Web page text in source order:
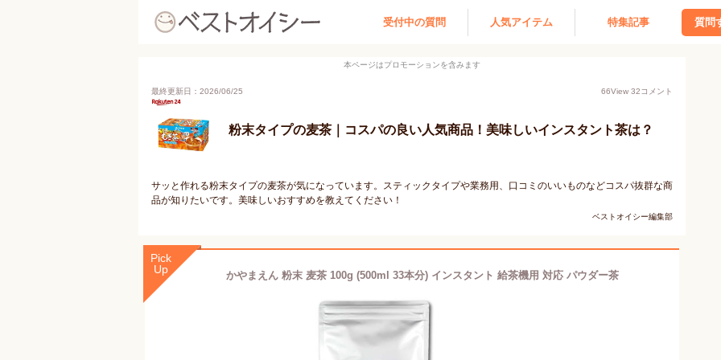
受付中の質問 人気アイテム 特集記事 質問
本ページはプロモーションを含みます
最終更新日：2026/06/25 66View 32コメント
粉末タイプの麦茶｜コスパの良い人気商品！美味しいインスタント茶は？
サッと作れる粉末タイプの麦茶が気になっています。スティックタイプや業務用、口コミのいいものなどコスパ抜群な商
品が知りたいです。美味しいおすすめを教えてください！
ベストオイシー編集部
Pick
Up
かやまえん 粉末 麦茶 100g (500ml 33本分) インスタント 給茶機用 対応 パウダー茶